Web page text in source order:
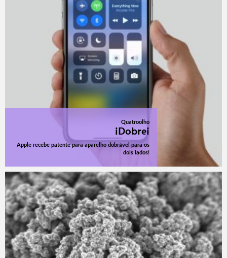
Quatroolho
iDobrei
Apple recebe patente para aparelho dobrável para os
dois lados!